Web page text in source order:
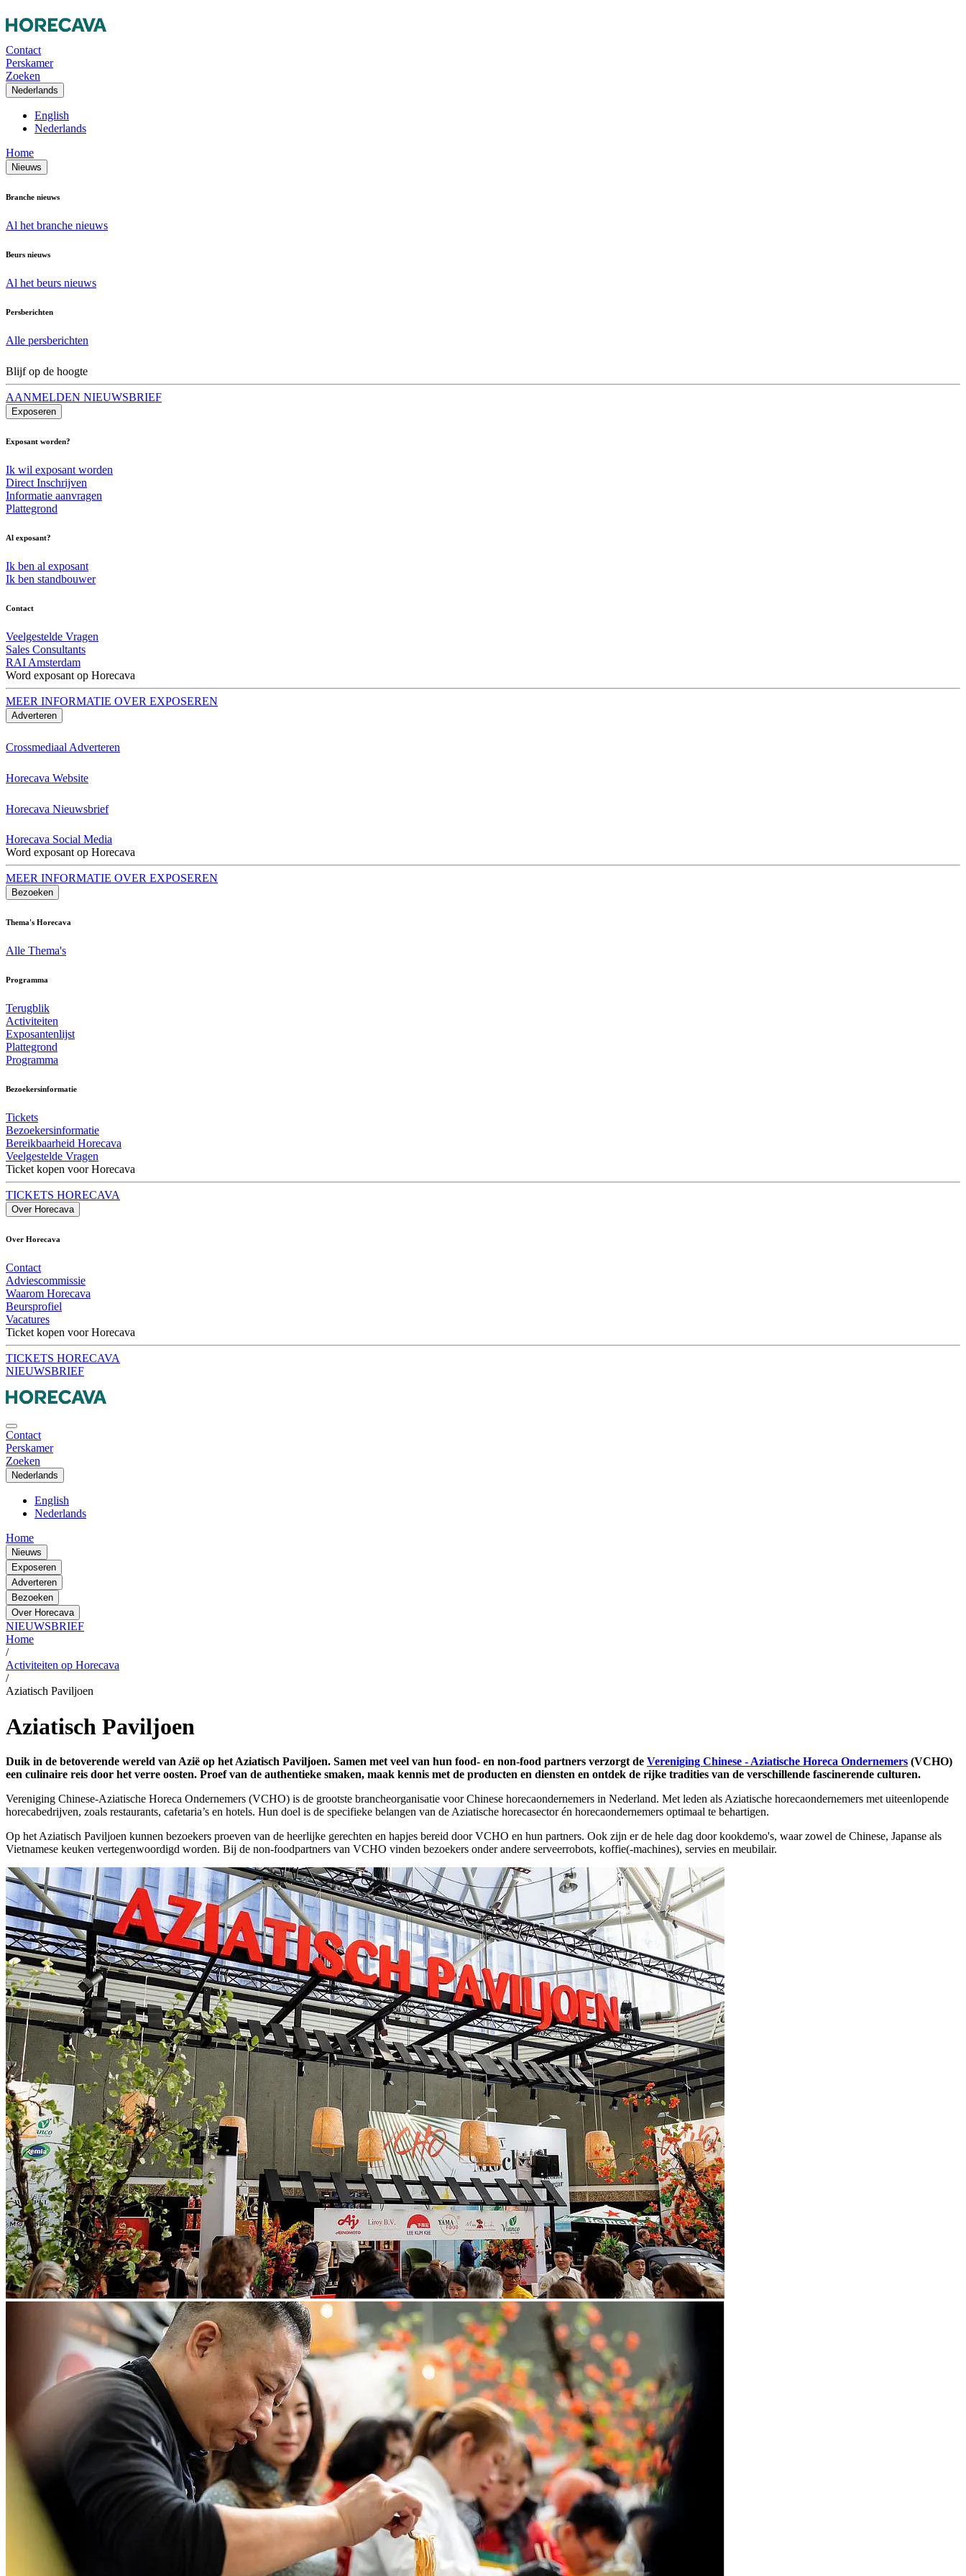
Contact
Perskamer
Zoeken
Nederlands
English
Nederlands
Home
Nieuws
Branche nieuws
Al het branche nieuws
Beurs nieuws
Al het beurs nieuws
Persberichten
Alle persberichten
Blijf op de hoogte
AANMELDEN NIEUWSBRIEF
Exposeren
Exposant worden?
Ik wil exposant worden
Direct Inschrijven
Informatie aanvragen
Plattegrond
Al exposant?
Ik ben al exposant
Ik ben standbouwer
Contact
Veelgestelde Vragen
Sales Consultants
RAI Amsterdam
Word exposant op Horecava
MEER INFORMATIE OVER EXPOSEREN
Adverteren
Crossmediaal Adverteren
Horecava Website
Horecava Nieuwsbrief
Horecava Social Media
Word exposant op Horecava
MEER INFORMATIE OVER EXPOSEREN
Bezoeken
Thema's Horecava
Alle Thema's
Programma
Terugblik
Activiteiten
Exposantenlijst
Plattegrond
Programma
Bezoekersinformatie
Tickets
Bezoekersinformatie
Bereikbaarheid Horecava
Veelgestelde Vragen
Ticket kopen voor Horecava
TICKETS HORECAVA
Over Horecava
Over Horecava
Contact
Adviescommissie
Waarom Horecava
Beursprofiel
Vacatures
Ticket kopen voor Horecava
TICKETS HORECAVA
NIEUWSBRIEF
Contact
Perskamer
Zoeken
Nederlands
English
Nederlands
Home
Nieuws
Exposeren
Adverteren
Bezoeken
Over Horecava
NIEUWSBRIEF
Home
/
Activiteiten op Horecava
/
Aziatisch Paviljoen
Aziatisch Paviljoen
Duik in de betoverende wereld van Azië op het Aziatisch Paviljoen. Samen met veel van hun food- en non-food partners verzorgt de Vereniging Chinese - Aziatische Horeca Ondernemers (VCHO)
een culinaire reis door het verre oosten. Proef van de authentieke smaken, maak kennis met de producten en diensten en ontdek de rijke tradities van de verschillende fascinerende culturen.
Vereniging Chinese-Aziatische Horeca Ondernemers (VCHO) is de grootste brancheorganisatie voor Chinese horecaondernemers in Nederland. Met leden als Aziatische horecaondernemers met uiteenlopende
horecabedrijven, zoals restaurants, cafetaria’s en hotels. Hun doel is de specifieke belangen van de Aziatische horecasector én horecaondernemers optimaal te behartigen.
Op het Aziatisch Paviljoen kunnen bezoekers proeven van de heerlijke gerechten en hapjes bereid door VCHO en hun partners. Ook zijn er de hele dag door kookdemo's, waar zowel de Chinese, Japanse als
Vietnamese keuken vertegenwoordigd worden. Bij de non-foodpartners van VCHO vinden bezoekers onder andere serveerrobots, koffie(-machines), servies en meubilair.